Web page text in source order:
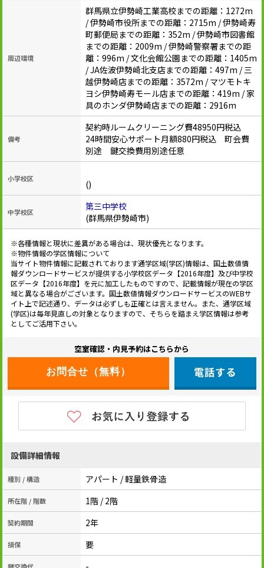
周辺環境
群馬県立伊勢崎工業高校までの距離：1272m
/ 伊勢崎市役所までの距離：2715m / 伊勢崎寿
町郵便局までの距離：352m / 伊勢崎市図書館
までの距離：2009m / 伊勢崎警察署までの距
離：996m / 文化会館公園までの距離：1405m
/ JA佐波伊勢崎北支店までの距離：497m / 三
越伊勢崎店までの距離：3572m / マツモトキ
ヨシ伊勢崎寿モール店までの距離：419m / 家
具のホンダ伊勢崎店までの距離：2916m
備考
契約時ルームクリーニング費48950円税込
24時間安心サポート月額880円税込 町会費
別途 鍵交換費用別途任意
小学校区 ()
中学校区
第三中学校
(群馬県伊勢崎市)
※各種情報と現状に差異がある場合は、現状優先となります。
※物件情報の学区情報について
当サイト物件情報に記載されております通学区域(学区)情報は、国土数値情
報ダウンロードサービスが提供する小学校区データ【2016年度】及び中学校
区データ【2016年度】を元に加工したものですので、記載情報が現在の学区
域と異なる場合がございます。国土数値情報ダウンロードサービスのWEBサ
イト上で記述通り、データは必ずしも正確とは言えません。また、通学区域
(学区)は毎年見直しの対象となりますので、そちらを踏まえ学区情報は参考
としてご活用下さい。
空室確認・内見予約はこちらから
電話する
設備詳細情報
種別 / 構造 アパート / 軽量鉄骨造
所在階 / 階数 1階 / 2階
契約期間 2年
損保 要